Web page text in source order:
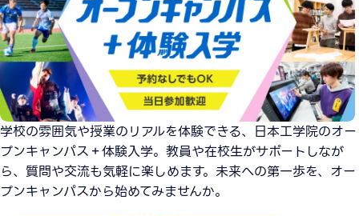
学校の雰囲気や授業のリアルを体験できる、日本工学院のオー
プンキャンパス＋体験入学。教員や在校生がサポートしなが
ら、質問や交流も気軽に楽しめます。未来への第一歩を、オー
プンキャンパスから始めてみませんか。